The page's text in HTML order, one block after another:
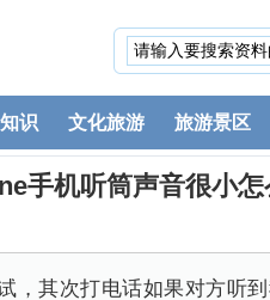
识 文化旅游 旅游景区
手机听筒声音很小怎
，其次打电话如果对方听